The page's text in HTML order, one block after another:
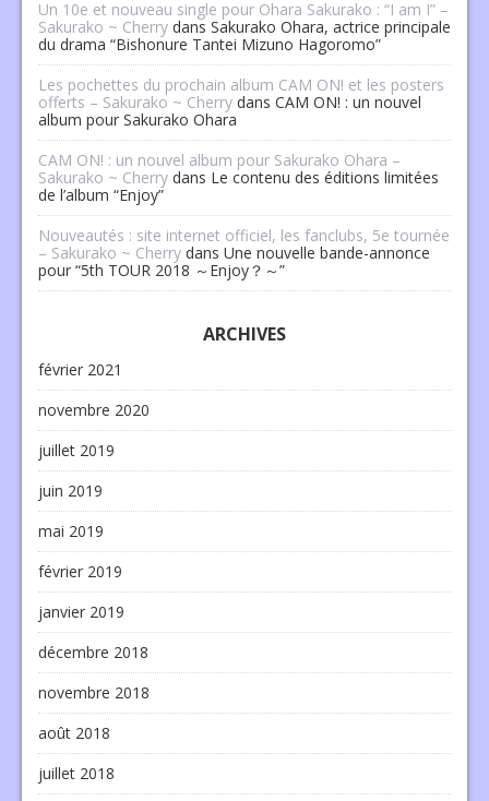
Un 10e et nouveau single pour Ohara Sakurako : “I am I” –
Sakurako ~ Cherry dans Sakurako Ohara, actrice principale
du drama “Bishonure Tantei Mizuno Hagoromo”
Les pochettes du prochain album CAM ON! et les posters
offerts – Sakurako ~ Cherry dans CAM ON! : un nouvel
album pour Sakurako Ohara
CAM ON! : un nouvel album pour Sakurako Ohara –
Sakurako ~ Cherry dans Le contenu des éditions limitées
de l’album “Enjoy”
Nouveautés : site internet officiel, les fanclubs, 5e tournée
– Sakurako ~ Cherry dans Une nouvelle bande-annonce
pour “5th TOUR 2018 ～Enjoy？～”
ARCHIVES
février 2021
novembre 2020
juillet 2019
juin 2019
mai 2019
février 2019
janvier 2019
décembre 2018
novembre 2018
août 2018
juillet 2018